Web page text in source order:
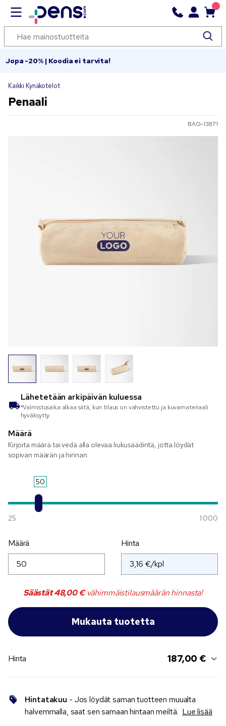
Jopa -20% | Koodia ei tarvita!
Kaikki Kynäkotelot
Penaali
BAG-13871
Lähetetään arkipäivän kuluessa
*Valmistusaika alkaa siitä, kun tilaus on vahvistettu ja kuvamateriaali
hyväksytty.
Määrä
Kirjoita määrä tai vedä alla olevaa liukusäädintä, jotta löydät
sopivan määrän ja hinnan.
50
25 1 000
Määrä Hinta
Säästät48,00 €vähimmäistilausmäärän hinnasta!
Hinta 187,00 €
Hintatakuu - Jos löydät saman tuotteen muualta
halvemmalla, saat sen samaan hintaan meiltä. Lue lisää